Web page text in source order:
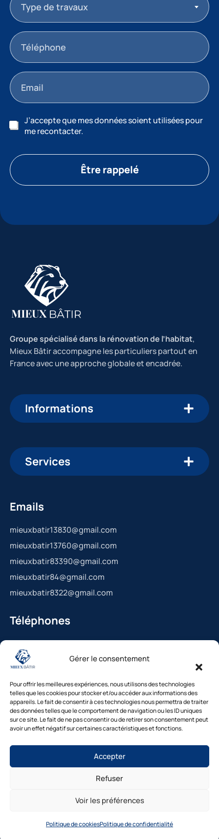
Gérer le consentement
Pour offrir les meilleures expériences, nous utilisons des technologies
telles que les cookies pour stocker et/ou accéder aux informations des
appareils. Le fait de consentir à ces technologies nous permettra de traiter
des données telles que le comportement de navigation ou les ID uniques
sur ce site. Le fait de ne pas consentir ou de retirer son consentement peut
avoir un effet négatif sur certaines caractéristiques et fonctions.
Accepter
Refuser
Voir les préférences
Politique de cookiesPolitique de confidentialité
Type de travaux
J’accepte que mes données soient utilisées pour
me recontacter.
Être rappelé
Groupe spécialisé dans la rénovation de l’habitat,
Mieux Bâtir accompagne les particuliers partout en
France avec une approche globale et encadrée.
Informations
Services
Emails
mieuxbatir13830@gmail.com
mieuxbatir13760@gmail.com
mieuxbatir83390@gmail.com
mieuxbatir84@gmail.com
mieuxbatir8322@gmail.com
Téléphones
La Bédoule : 04.42.36.29.99
St-Cannat : 04.42.36.29.99
Cavaillon : 04.84.85.88.94
Le Beausset : 04.94.38.22.19
© Mieux Bâtir – Tous droits réservés |
Politique de confidentialité|
Accessibilité
Site réalisé par Mieux Bâtir
Besoin d’un diagnostic ?
Nos experts vous répondentsous 48h
1. Inspection gratuite →2. Devis clair →3.